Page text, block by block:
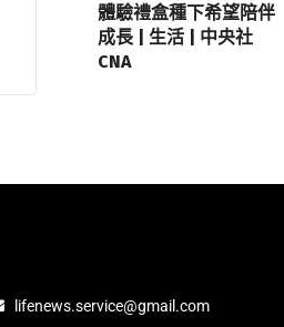
體驗禮盒種下希望陪伴
成長 | 生活 | 中央社
CNA
lifenews.service@gmail.com